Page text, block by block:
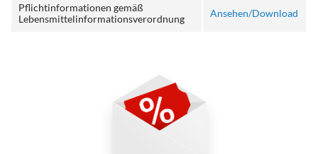
Pflichtinformationen gemäß
Lebensmittelinformationsverordnung
Ansehen/Download